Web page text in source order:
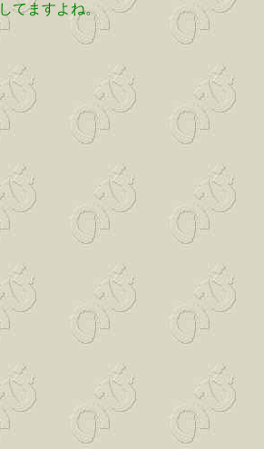
してますよね。